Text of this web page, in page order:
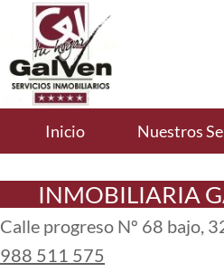
Inicio Nuestros
INMOBILIARIA
Calle progreso Nº 68 bajo,
988 511 575